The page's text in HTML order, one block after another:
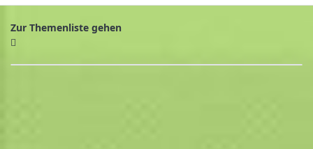
Zur Themenliste gehen